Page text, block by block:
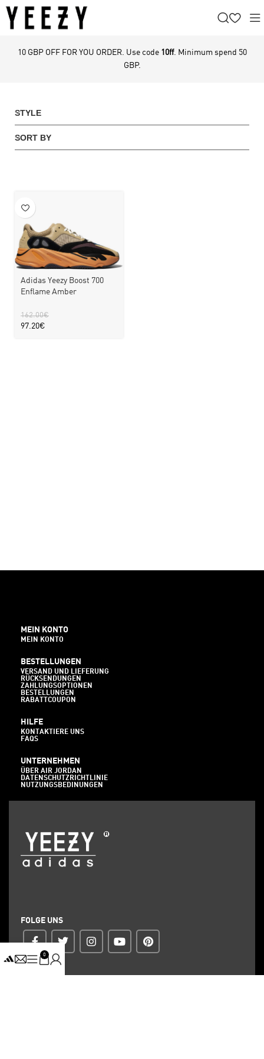
10 GBP OFF FOR YOU ORDER. Use code 10ff. Minimum spend 50
GBP.
STYLE
SORT BY
Adidas Yeezy Boost 700
Enflame Amber
162.00€
97.20€
MEIN KONTO
MEIN KONTO
BESTELLUNGEN
VERSAND UND LIEFERUNG
RÜCKSENDUNGEN
ZAHLUNGSOPTIONEN
BESTELLUNGEN
RABATTCOUPON
HILFE
KONTAKTIERE UNS
FAQS
UNTERNEHMEN
ÜBER AIR JORDAN
DATENSCHUTZRICHTLINIE
NUTZUNGSBEDINUNGEN
FOLGE UNS
0